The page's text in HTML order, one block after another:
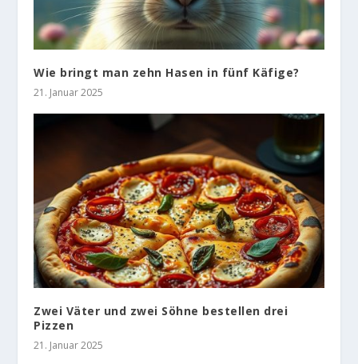
Wie bringt man zehn Hasen in fünf Käfige?
21. Januar 2025
Zwei Väter und zwei Söhne bestellen drei
Pizzen
21. Januar 2025